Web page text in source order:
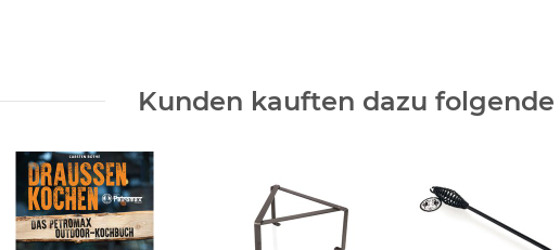
Kunden kauften dazu